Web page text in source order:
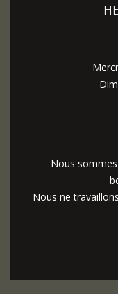
Nous
Nous ne